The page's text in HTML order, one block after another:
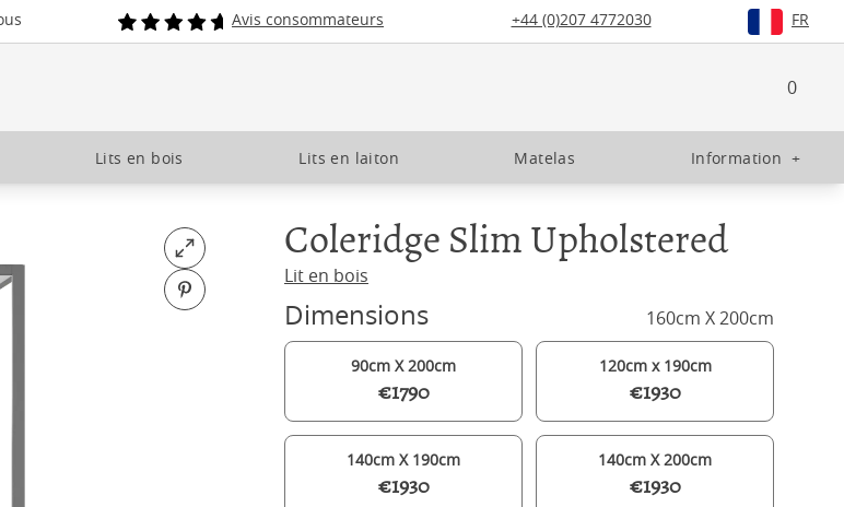
Avis consommateurs +44 (0)207 4772030 FR
0
Lits en bois Lits en laiton Matelas Information +
Open fullscreen
Pin on Pinterest
Coleridge Slim Upholstered
Lit en bois
Dimensions 160cm X 200cm
90cm X 200cm
€1790
120cm x 190cm
€1930
140cm X 190cm
€1930
140cm X 200cm
€1930